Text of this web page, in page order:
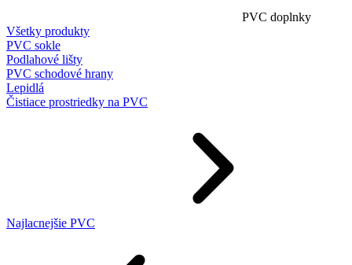
PVC doplnky
Všetky produkty
PVC sokle
Podlahové lišty
PVC schodové hrany
Lepidlá
Čistiace prostriedky na PVC
Najlacnejšie PVC